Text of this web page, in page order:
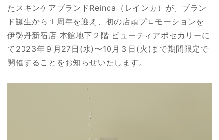
たスキンケアブランドReinca（レインカ）が、ブラン
ド誕生から１周年を迎え、初の店頭プロモーションを
伊勢丹新宿店 本館地下２階 ビューティアポセカリーに
て2023年９月27日(水)〜10月３日(火)まで期間限定で
開催することをお知らせいたします。